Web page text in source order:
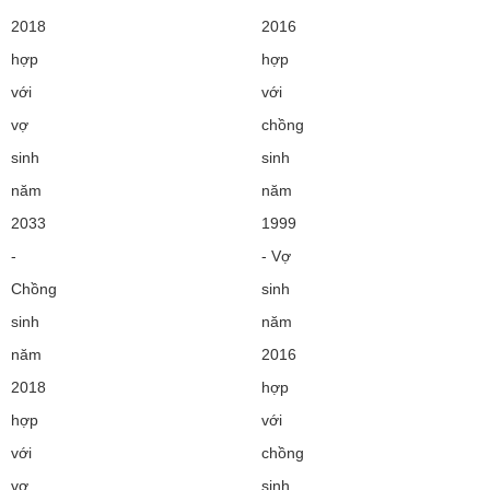
2018
hợp
với
vợ
sinh
năm
2033
-
Chồng
sinh
năm
2018
hợp
với
vợ
2016
hợp
với
chồng
sinh
năm
1999
- Vợ
sinh
năm
2016
hợp
với
chồng
sinh